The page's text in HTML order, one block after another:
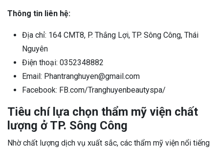
Thông tin liên hệ:
Địa chỉ: 164 CMT8, P. Thắng Lợi, TP. Sông Công, Thái
Nguyên
Điện thoại: 0352348882
Email: Phantranghuyen@gmail.com
Facebook: FB.com/Tranghuyenbeautyspa/
Tiêu chí lựa chọn thẩm mỹ viện chất
lượng ở TP. Sông Công
Nhờ chất lượng dịch vụ xuất sắc, các thẩm mỹ viện nổi tiếng